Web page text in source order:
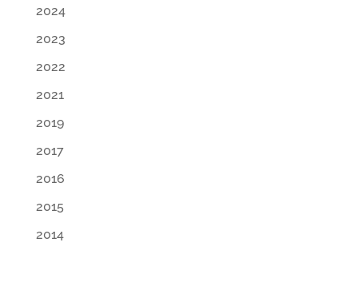
2024
2023
2022
2021
2019
2017
2016
2015
2014